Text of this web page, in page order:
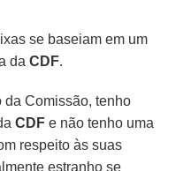
se baseiam em um
daCDF.
da Comissão, tenho
CDF e não tenho uma
respeito às suas
estranho se